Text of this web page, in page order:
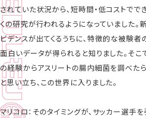
されていた状況から、短時間・低コストでで
くの研究が行われるようになっていました
ビデンスが出てくるうちに、特徴的な被験
面白いデータが得られると知りました。そこ
の経験からアスリートの腸内細菌を調べた
と思い立ち、この世界に入りました。
マリコロ：そのタイミングが、サッカー選手